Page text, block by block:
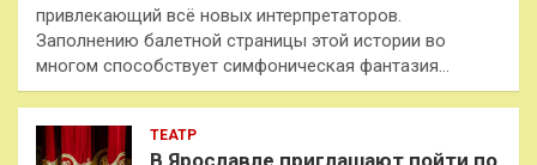
привлекающий всё новых интерпретаторов.
Заполнению балетной страницы этой истории во
многом способствует симфоническая фантазия…
ТЕАТР
В Ярославле приглашают пойти по